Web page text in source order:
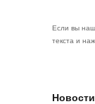
Если вы
текста и
Новости